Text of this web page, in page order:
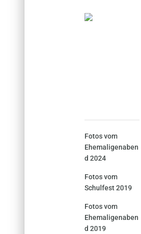
Fotos vom
Ehemaligenaben
d 2024
Fotos vom
Schulfest 2019
Fotos vom
Ehemaligenaben
d 2019